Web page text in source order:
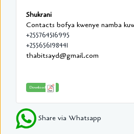
Shukrani
Contacts bofya kwenye namba
+255764516995
+255656198441
thabitsayd@gmail.com
Download
Share via Whatsapp